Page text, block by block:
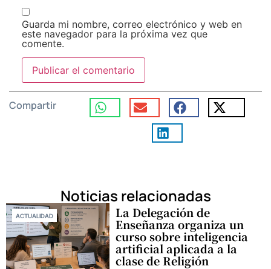
Guarda mi nombre, correo electrónico y web en
este navegador para la próxima vez que
comente.
Compartir
Noticias relacionadas
ACTUALIDAD La Delegación de
Enseñanza organiza un
curso sobre inteligencia
artificial aplicada a la
clase de Religión